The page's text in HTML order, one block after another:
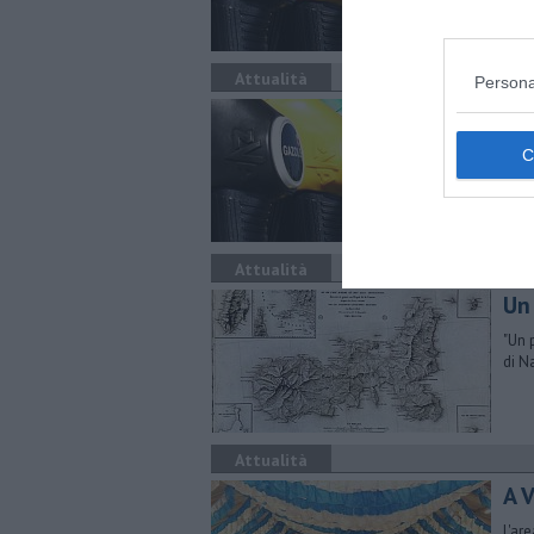
Attualità
Attualità
"Un
di
Attualità
A